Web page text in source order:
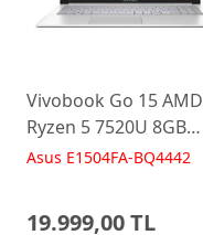
Vivobook Go 15 AMD
Ryzen 5 7520U 8GB
512GB 15.6 FreeDos
Asus E1504FA-BQ4442
19.999,00 TL